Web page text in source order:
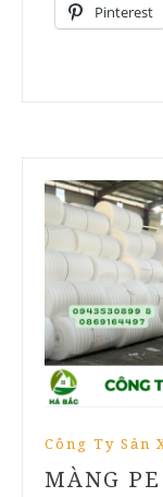
Pinterest
Công Ty Sản
MÀNG